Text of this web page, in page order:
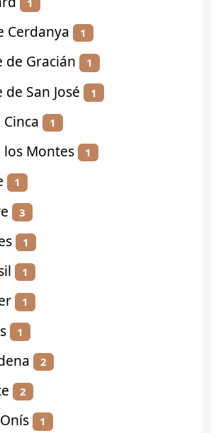
Cerdanya 1
de Gracián 1
San José 1
1
los Montes 1
1
3
1
1
1
1
2
2
1